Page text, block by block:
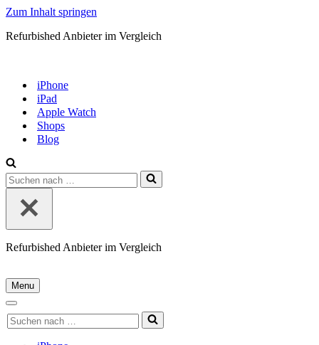
Zum Inhalt springen
Refurbished Anbieter im Vergleich
iPhone
iPad
Apple Watch
Shops
Blog
Suchen
nach …
Refurbished Anbieter im Vergleich
Menu
Navigationsmenü
Navigationsmenü
Suchen
nach …